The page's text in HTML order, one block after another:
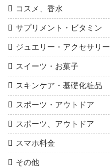
コスメ、香水
サプリメント・ビタミン
ジュエリー・アクセサリー
スイーツ・お菓子
スキンケア・基礎化粧品
スポーツ・アウトドア
スポーツ、アウトドア
スマホ料金
その他